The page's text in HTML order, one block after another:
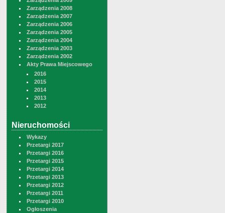
Zarządzenia 2008
Zarządzenia 2007
Zarządzenia 2006
Zarządzenia 2005
Zarządzenia 2004
Zarządzenia 2003
Zarządzenia 2002
Akty Prawa Miejscowego
2016
2015
2014
2013
2012
Nieruchomości
Wykazy
Przetargi 2017
Przetargi 2016
Przetargi 2015
Przetargi 2014
Przetargi 2013
Przetargi 2012
Przetargi 2011
Przetargi 2010
Ogłoszenia